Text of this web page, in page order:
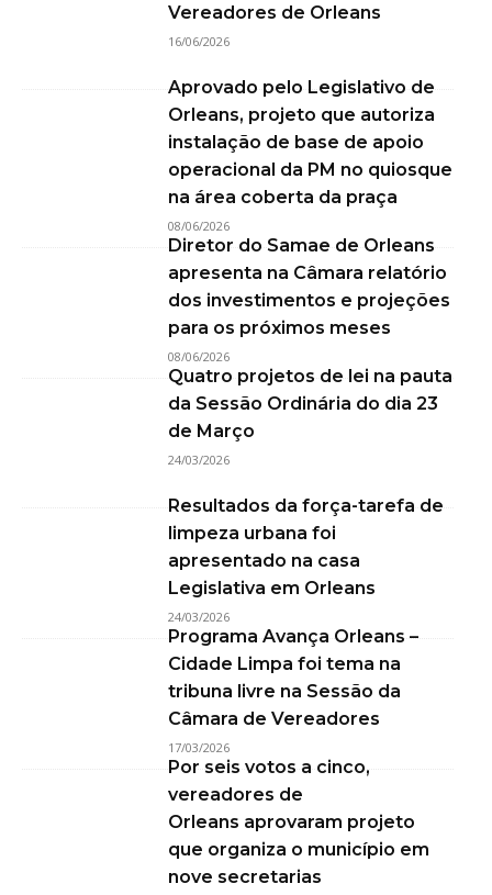
Vereadores de Orleans
16/06/2026
Aprovado pelo Legislativo de
Orleans, projeto que autoriza
instalação de base de apoio
operacional da PM no quiosque
na área coberta da praça
08/06/2026
Diretor do Samae de Orleans
apresenta na Câmara relatório
dos investimentos e projeções
para os próximos meses
08/06/2026
Quatro projetos de lei na pauta
da Sessão Ordinária do dia 23
de Março
24/03/2026
Resultados da força-tarefa de
limpeza urbana foi
apresentado na casa
Legislativa em Orleans
24/03/2026
Programa Avança Orleans –
Cidade Limpa foi tema na
tribuna livre na Sessão da
Câmara de Vereadores
17/03/2026
Por seis votos a cinco,
vereadores de
Orleans aprovaram projeto
que organiza o município em
nove secretarias